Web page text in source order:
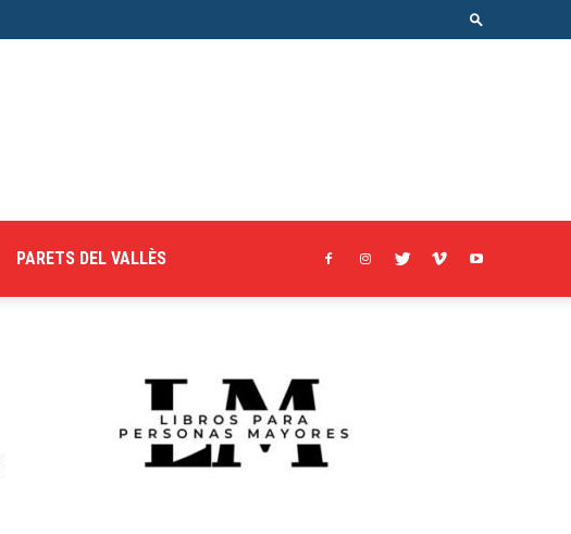
PARETS DEL VALLÈS